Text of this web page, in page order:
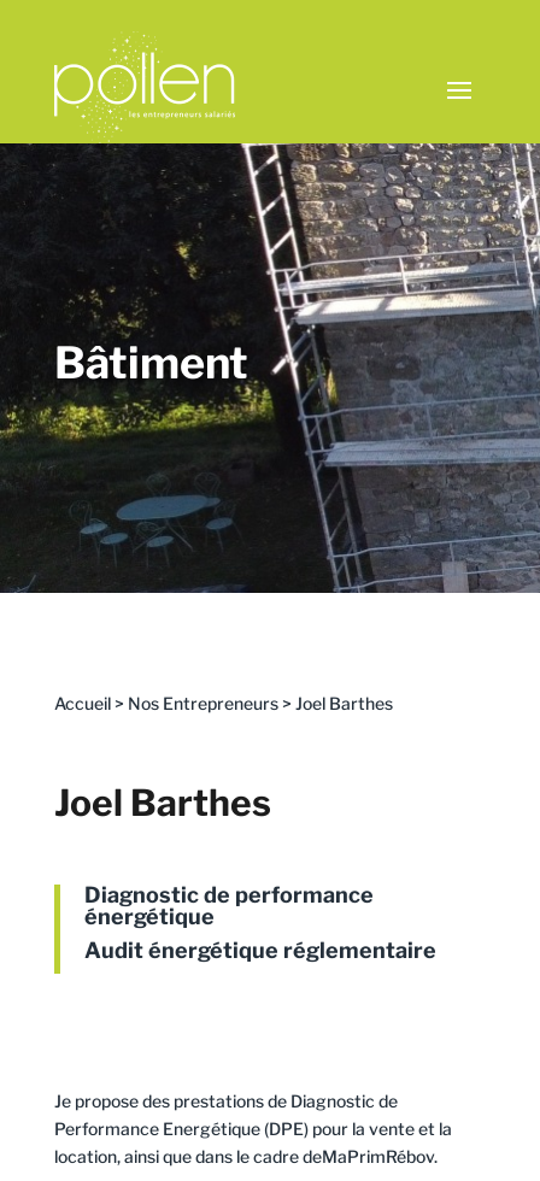
Bâtiment
Accueil> Nos Entrepreneurs> Joel Barthes
Joel Barthes
Diagnostic de performance
énergétique
Audit énergétique réglementaire
Je propose des prestations de Diagnostic de
Performance Energétique (DPE) pour la vente et la
location, ainsi que dans le cadre deMaPrimRébov.